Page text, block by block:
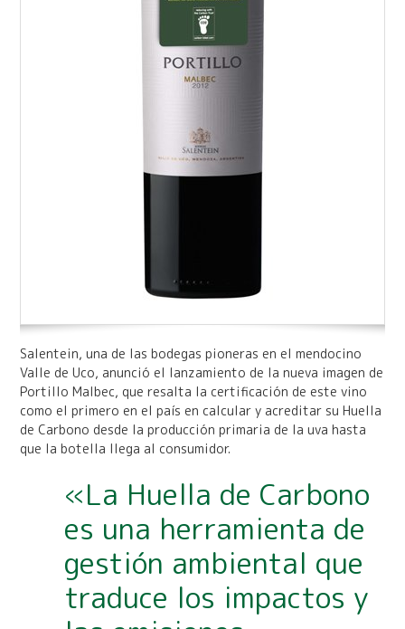
Salentein, una de las bodegas pioneras en el mendocino
Valle de Uco, anunció el lanzamiento de la nueva imagen de
Portillo Malbec, que resalta la certificación de este vino
como el primero en el país en calcular y acreditar su Huella
de Carbono desde la producción primaria de la uva hasta
que la botella llega al consumidor.
«La Huella de Carbono
es una herramienta de
gestión ambiental que
traduce los impactos y